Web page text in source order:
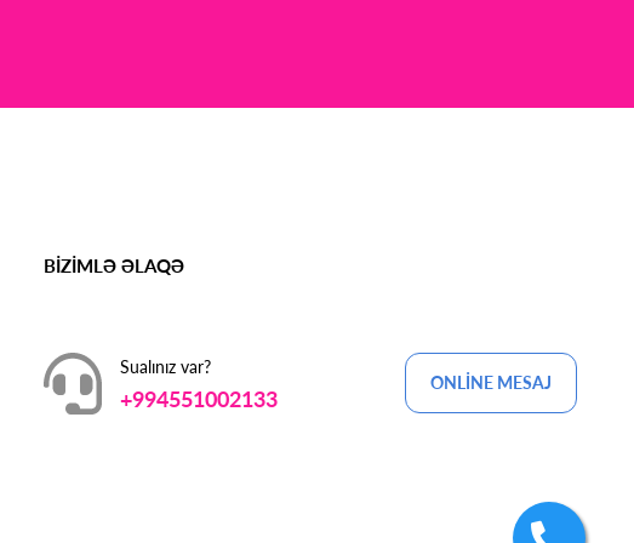
BİZİMLƏ ƏLAQƏ
Sualınız var?
+994551002133
ONLİNE MESAJ